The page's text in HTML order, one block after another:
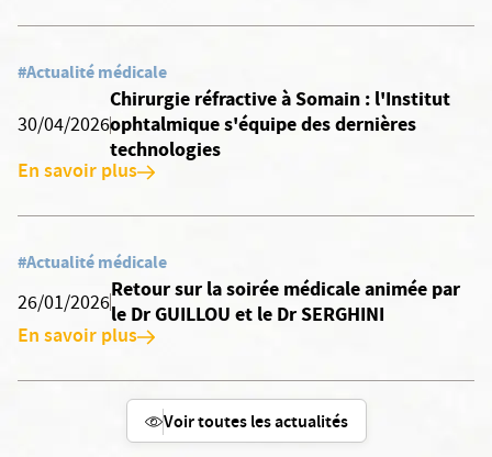
#Actualité médicale
30/04/2026
Chirurgie réfractive à Somain : l'Institut
ophtalmique s'équipe des dernières
technologies
En savoir plus
#Actualité médicale
26/01/2026
Retour sur la soirée médicale animée par
le Dr GUILLOU et le Dr SERGHINI
En savoir plus
Voir toutes les actualités